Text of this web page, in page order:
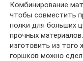
Комбинирование
чтобы совместить
полки для больших
прочных
изготовить из того
горшков можно